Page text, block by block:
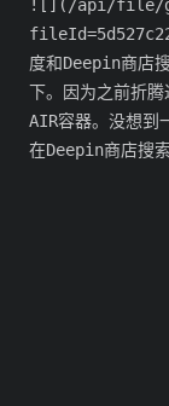
![](/api/file/
度和Deepin商店
下。因为之前折
AIR容器。没想
在Deepin商店搜